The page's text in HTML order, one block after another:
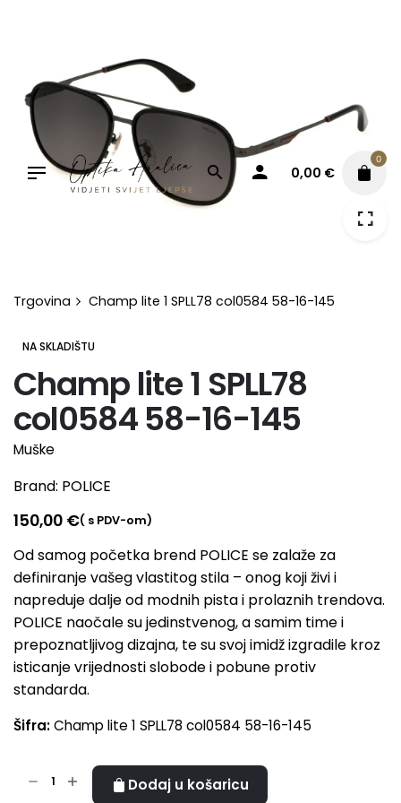
0,00 €
0
Trgovina Champ lite 1 SPLL78 col0584 58-16-145
NA SKLADIŠTU
Champ lite 1 SPLL78
col0584 58-16-145
Muške
Brand: POLICE
150,00 €( s PDV-om)
Od samog početka brend POLICE se zalaže za
definiranje vašeg vlastitog stila – onog koji živi i
napreduje dalje od modnih pista i prolaznih trendova.
POLICE naočale su jedinstvenog, a samim time i
prepoznatljivog dizajna, te su svoj imidž izgradile kroz
isticanje vrijednosti slobode i pobune protiv
standarda.
Šifra:Champ lite 1 SPLL78 col0584 58-16-145
Dodaj u košaricu